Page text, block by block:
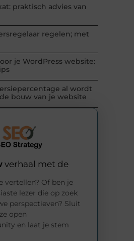
praktisch advies van
regelen; met
je WordPress website:
al wordt
bouw van je website
verhaal met de
vertellen? Of ben je
lezer die op zoek
perspectieven? Sluit
open
en laat je stem